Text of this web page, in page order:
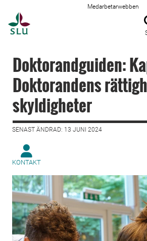
Medarbetarwebben
Doktorandguiden:
Doktorandens
skyldigheter
SENAST ÄNDRAD: 13 JUNI 2024
KONTAKT